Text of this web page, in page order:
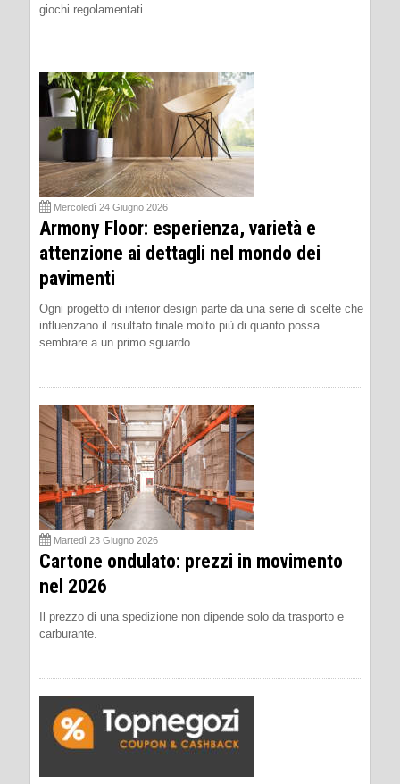
giochi regolamentati.
Mercoledì 24 Giugno 2026
Armony Floor: esperienza, varietà e
attenzione ai dettagli nel mondo dei
pavimenti
Ogni progetto di interior design parte da una serie di scelte che
influenzano il risultato finale molto più di quanto possa
sembrare a un primo sguardo.
Martedì 23 Giugno 2026
Cartone ondulato: prezzi in movimento
nel 2026
Il prezzo di una spedizione non dipende solo da trasporto e
carburante.